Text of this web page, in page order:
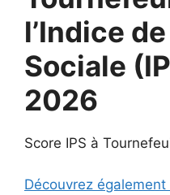
l’Indice
Sociale
2026
Score IPS à
Découvrez